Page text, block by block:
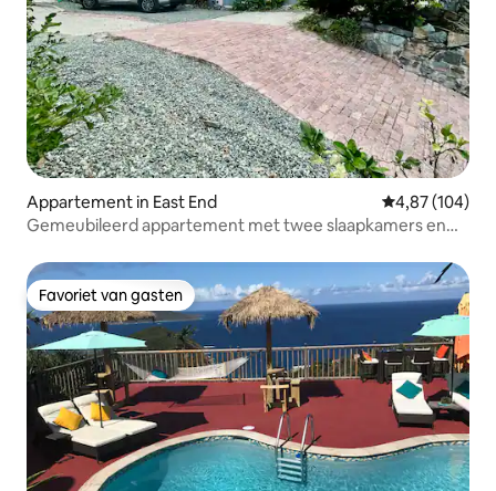
Appartement in East End Gemiddelde
4,87 (104)
Gemeubileerd appartement met twee slaapkamers en
Favoriet van gasten
Favoriet van gasten